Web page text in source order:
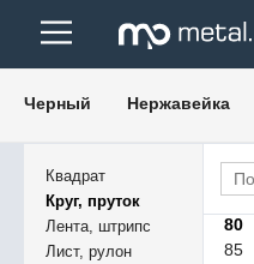
Черный Нержавейка
Квадрат
Круг, пруток
Лента, штрипс
Лист, рулон
45
48
50
55
65
70
75
80
85